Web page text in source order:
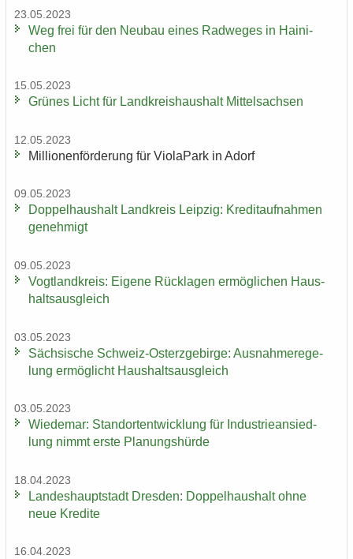
23.05.2023
Weg frei für den Neu­bau eines Rad­we­ges in Hai­ni­
chen
15.05.2023
Grü­nes Licht für Land­kreis­haus­halt Mit­tel­sach­sen
12.05.2023
Mil­lio­nen­för­de­rung für Vio­la­Park in Adorf
09.05.2023
Dop­pel­haus­halt Land­kreis Leip­zig: Kre­dit­auf­nah­men
ge­neh­migt
09.05.2023
Vogt­land­kreis: Ei­ge­ne Rück­la­gen er­mög­li­chen Haus­
halts­aus­gleich
03.05.2023
Säch­si­sche Schweiz-​Osterzgebirge: Aus­nah­me­re­ge­
lung er­mög­licht Haus­halts­aus­gleich
03.05.2023
Wie­de­mar: Stand­ort­ent­wick­lung für In­dus­trie­an­sied­
lung nimmt erste Pla­nungs­hür­de
18.04.2023
Lan­des­haupt­stadt Dres­den: Dop­pel­haus­halt ohne
neue Kre­di­te
16.04.2023